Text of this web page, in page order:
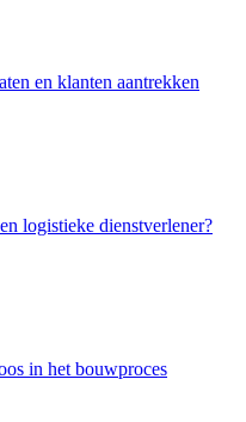
en klanten aantrekken
logistieke dienstverlener?
in het bouwproces